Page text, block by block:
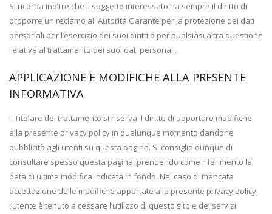
Si ricorda inoltre che il soggetto interessato ha sempre il diritto di
proporre un reclamo all'Autorità Garante per la protezione dei dati
personali per l’esercizio dei suoi diritti o per qualsiasi altra questione
relativa al trattamento dei suoi dati personali.
APPLICAZIONE E MODIFICHE ALLA PRESENTE
INFORMATIVA
Il Titolare del trattamento si riserva il diritto di apportare modifiche
alla presente privacy policy in qualunque momento dandone
pubblicità agli utenti su questa pagina. Si consiglia dunque di
consultare spesso questa pagina, prendendo come riferimento la
data di ultima modifica indicata in fondo. Nel caso di mancata
accettazione delle modifiche apportate alla presente privacy policy,
l’utente è tenuto a cessare l’utilizzo di questo sito e dei servizi